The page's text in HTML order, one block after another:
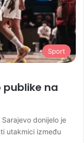
Sport
publike na
donijelo je
utakmici između